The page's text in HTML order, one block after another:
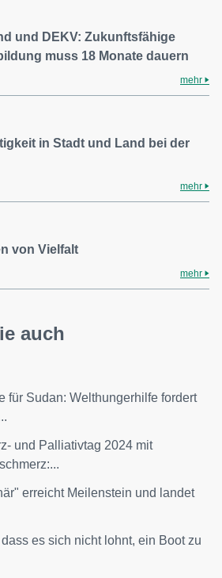
und DEKV: Zukunftsfähige
muss 18 Monate dauern
mehr
in Stadt und Land bei der
mehr
von Vielfalt
mehr
auch
für Sudan: Welthungerhilfe fordert
und Palliativtag 2024 mit
erreicht Meilenstein und landet
es sich nicht lohnt, ein Boot zu